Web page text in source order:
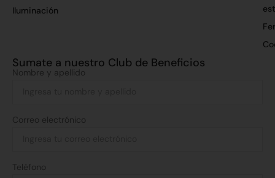
Iluminación
Sumate a nuestro Club de Beneficios
Nombre y apellido
Correo electrónico
Teléfono